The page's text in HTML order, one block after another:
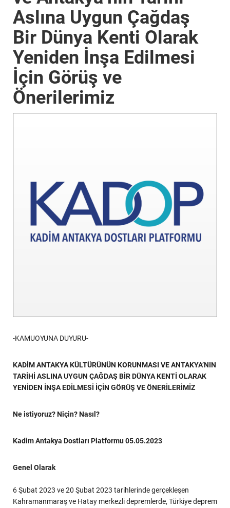
Aslına Uygun Çağdaş
Bir Dünya Kenti Olarak
Yeniden İnşa Edilmesi
İçin Görüş ve
Önerilerimiz
-KAMUOYUNA DUYURU-
KADİM ANTAKYA KÜLTÜRÜNÜN KORUNMASI VE ANTAKYA’NIN
TARİHİ ASLINA UYGUN ÇAĞDAŞ BİR DÜNYA KENTİ OLARAK
YENİDEN İNŞA EDİLMESİ İÇİN GÖRÜŞ VE ÖNERİLERİMİZ
Ne istiyoruz? Niçin? Nasıl?
Kadim Antakya Dostları Platformu 05.05.2023
Genel Olarak
6 Şubat 2023 ve 20 Şubat 2023 tarihlerinde gerçekleşen
Kahramanmaraş ve Hatay merkezli depremlerde, Türkiye deprem